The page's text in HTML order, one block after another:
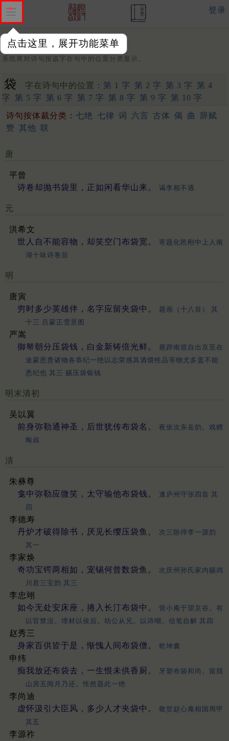
点击这里，展开功能菜单
登录
字：
系统将对诗句按该字在句中的位置分类显示。
袋 字在诗句中的位置： 第 1 字 第 2 字 第 3 字
第 4
字
第 5 字 第 6 字 第 7 字 第 8 字 第 9 字 第 10 字
诗句按体裁分类： 七绝 七律 词 六言 古体 偈 曲
辞赋
赞 其他 联
唐
平曾
诗卷却抛书袋里，正如闲看华山来。
谒李相不遇
元
洪希文
世人自不能容物，却笑空门布袋宽。
寄题化邑刚中上人南
湖十咏诗卷后
明
唐寅
穷时多少英雄伴，名字应留夹袋中。
题画（十八首） 其
十三 吕蒙正雪景图
严嵩
御帑朝分压袋钱，白金新铸倍光鲜。
扈跸南巡自出京至在
途蒙恩赉诸物各恭纪一绝以志荣感其酒馔牲品等物尤多盖不能
悉纪也 其三 赐压袋银钱
明末清初
吴以翼
前身弥勒通神圣，后世犹传布袋名。
夜坐次东岳韵。戏赠
晦叔
清
朱彝尊
龛中弥勒应微笑，太守输他布袋钱。
逢庐州守张四首 其
四
李德寿
丹炉才破得除书，厌见长缨压袋鱼。
次三陟倅李一源韵
其一
李家焕
奇功宝锷两相如，宠锡何曾数袋鱼。
次庆州孙氏家内赐鸡
川君三宝韵 其三
李忠翊
如今无处安床座，捲入长汀布袋中。
营小庵于望京谷。有
以官禁沮。埋材以俟后。幼公从兄。以诗嘲。信笔自解 其四
赵秀三
身家百供皆于是，惭愧人间布袋僧。
乾坤囊
申纬
痴我放还布袋去，一生恨未供香厨。
牙塑布袋和尚。留我
山房五阅月乃还。怅然题此一绝
李尚迪
虚怀汲引大臣风，多少人才夹袋中。
敬贺赵心庵相国周甲
其五
李源祚